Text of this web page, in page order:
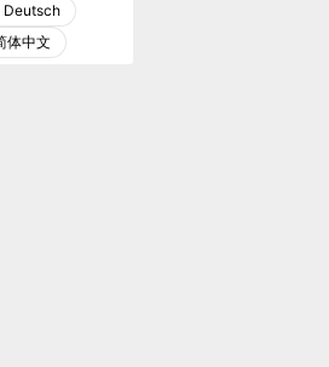
Deutsch
体中文